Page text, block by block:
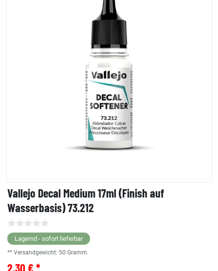
Vallejo Decal Medium 17ml (Finish auf
Wasserbasis) 73.212
Lagernd - sofort lieferbar
** Versandgewicht: 50 Gramm.
2,30 € *